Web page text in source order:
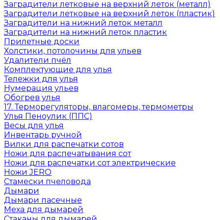
Заградители летковые на верхний леток (металл)
Заградители летковые на верхний леток (пластик)
Заградители на нижний леток металл
Заградители на нижний леток пластик
Прилетные доски
Холстики, потолочины для ульев
Удалители пчёл
Комплектующие для улья
Тележки для улья
Нумерация ульев
Обогрев улья
17. Терморегуляторы, влагомеры, термометры
Улья Пеноулик (ППС)
Весы для улья
Инвентарь ручной
Вилки для распечатки сотов
Ножи для распечатывания сот
Ножи для распечатки сот электрические
Ножи JERO
Стамески пчеловода
Дымари
Дымари пасечные
Меха для дымарей